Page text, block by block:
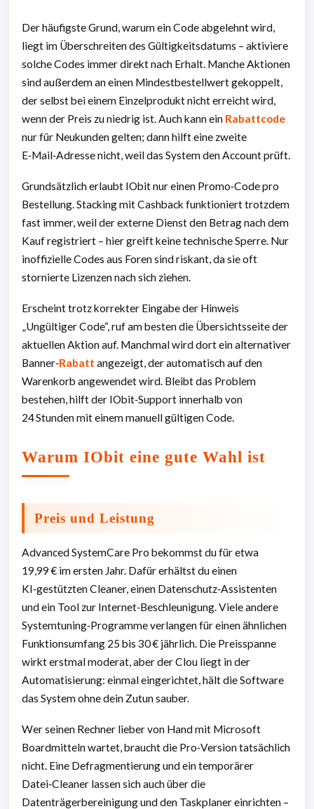
Der häufigste Grund, warum ein Code abgelehnt wird,
liegt im Überschreiten des Gültigkeitsdatums – aktiviere
solche Codes immer direkt nach Erhalt. Manche Aktionen
sind außerdem an einen Mindestbestellwert gekoppelt,
der selbst bei einem Einzelprodukt nicht erreicht wird,
wenn der Preis zu niedrig ist. Auch kann ein Rabattcode
nur für Neukunden gelten; dann hilft eine zweite
E‑Mail‑Adresse nicht, weil das System den Account prüft.
Grundsätzlich erlaubt IObit nur einen Promo‑Code pro
Bestellung. Stacking mit Cashback funktioniert trotzdem
fast immer, weil der externe Dienst den Betrag nach dem
Kauf registriert – hier greift keine technische Sperre. Nur
inoffizielle Codes aus Foren sind riskant, da sie oft
stornierte Lizenzen nach sich ziehen.
Erscheint trotz korrekter Eingabe der Hinweis
„Ungültiger Code“, ruf am besten die Übersichtsseite der
aktuellen Aktion auf. Manchmal wird dort ein alternativer
Banner‑Rabatt angezeigt, der automatisch auf den
Warenkorb angewendet wird. Bleibt das Problem
bestehen, hilft der IObit‑Support innerhalb von
24 Stunden mit einem manuell gültigen Code.
Warum IObit eine gute Wahl ist
Preis und Leistung
Advanced SystemCare Pro bekommst du für etwa
19,99 € im ersten Jahr. Dafür erhältst du einen
KI‑gestützten Cleaner, einen Datenschutz‑Assistenten
und ein Tool zur Internet‑Beschleunigung. Viele andere
Systemtuning‑Programme verlangen für einen ähnlichen
Funktionsumfang 25 bis 30 € jährlich. Die Preisspanne
wirkt erstmal moderat, aber der Clou liegt in der
Automatisierung: einmal eingerichtet, hält die Software
das System ohne dein Zutun sauber.
Wer seinen Rechner lieber von Hand mit Microsoft
Boardmitteln wartet, braucht die Pro‑Version tatsächlich
nicht. Eine Defragmentierung und ein temporärer
Datei‑Cleaner lassen sich auch über die
Datenträgerbereinigung und den Taskplaner einrichten –